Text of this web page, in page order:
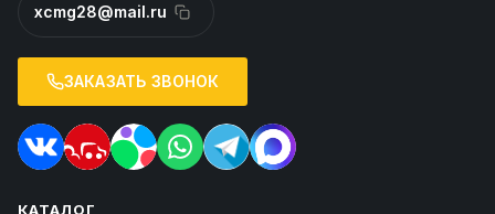
xcmg28@mail.ru
ЗАКАЗАТЬ ЗВОНОК
КАТАЛОГ